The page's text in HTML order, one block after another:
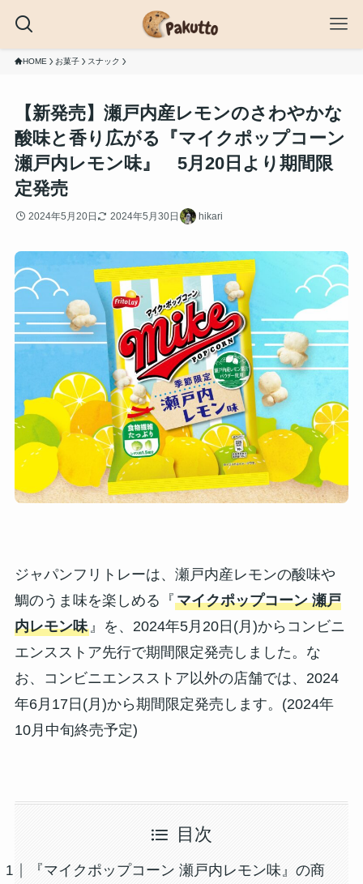
HOME お菓子 スナック
【新発売】瀬戸内産レモンのさわやかな
酸味と香り広がる『マイクポップコーン
瀬戸内レモン味』 5月20日より期間限
定発売
2024年5月20日 2024年5月30日 hikari
ジャパンフリトレーは、瀬戸内産レモンの酸味や
鯛のうま味を楽しめる『マイクポップコーン 瀬戸
内レモン味』を、2024年5月20日(月)からコンビニ
エンスストア先行で期間限定発売しました。な
お、コンビニエンスストア以外の店舗では、2024
年6月17日(月)から期間限定発売します。(2024年
10月中旬終売予定)
目次
『マイクポップコーン 瀬戸内レモン味』の商